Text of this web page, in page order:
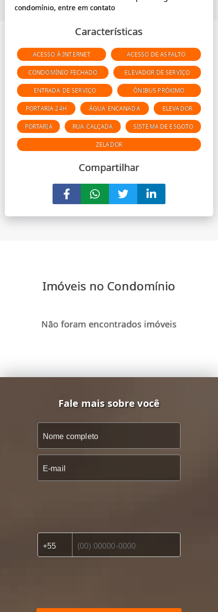
Características
ACESSO À INTERNET ACESSO DE ASFALTO
CONDOMÍNIO FECHADO ELEVADOR DE SERVIÇO
ENTRADA DE SERVIÇO ÔNIBUS PRÓXIMO
PORTARIA 24H ÁGUA ENCANADA ELEVADOR
PORTARIA RUA CALÇADA SISTEMA DE ESGOTO
ZELADOR
Compartilhar
Imóveis no Condomínio
Não foram encontrados imóveis
Fale mais sobre você